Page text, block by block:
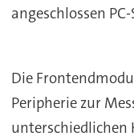
angeschlossen
Die
Peripherie zur
unterschiedlichen